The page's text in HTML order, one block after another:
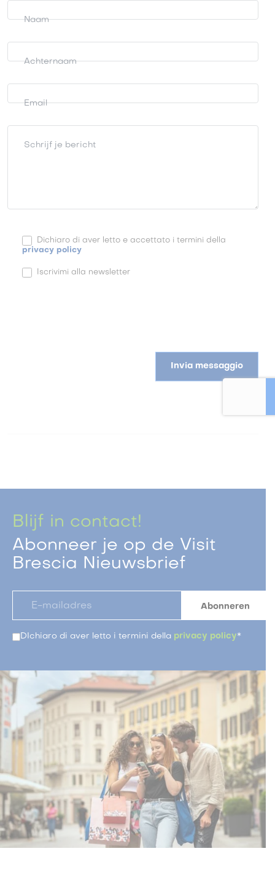
aanvragen
Naam
Achternaam
Email
Schrijf je bericht
Dichiaro di aver letto e accettato i termini della
privacy policy
Iscrivimi alla newsletter
Invia messaggio
Blijf in contact!
Abonneer je op de Visit
Brescia Nieuwsbrief
DIchiaro di aver letto i termini della privacy policy*